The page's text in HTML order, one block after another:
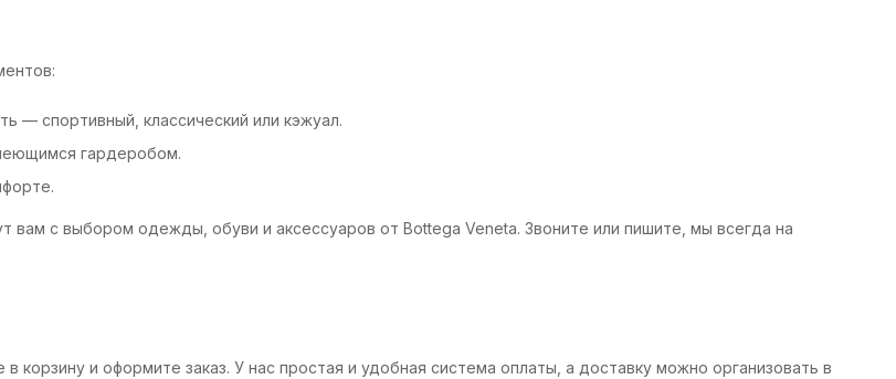
— спортивный, классический или кэжуал.
гардеробом.
с выбором одежды, обуви и аксессуаров от Bottega Veneta. Звоните или пишите, мы всегда на
корзину и оформите заказ. У нас простая и удобная система оплаты, а доставку можно организовать в